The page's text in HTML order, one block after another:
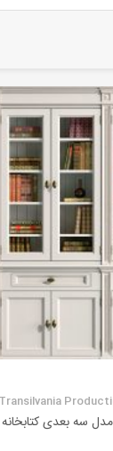
مدل سه بعدی کتابخانه 90